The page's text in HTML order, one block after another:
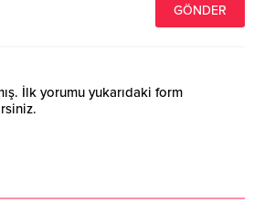
İlk yorumu yukarıdaki form